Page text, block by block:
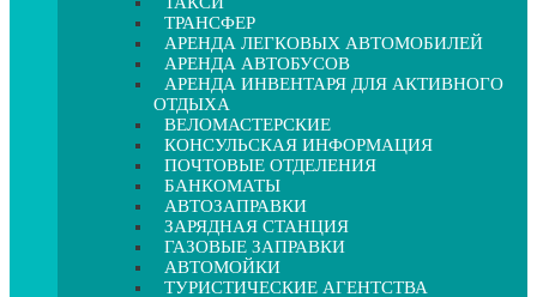
ТРАНСФЕР
АРЕНДА ЛЕГКОВЫХ АВТОМОБИЛЕЙ
АРЕНДА АВТОБУСОВ
АРЕНДА ИНВЕНТАРЯ ДЛЯ АКТИВНОГО
ОТДЫХА
ВЕЛОМАСТЕРСКИЕ
КОНСУЛЬСКАЯ ИНФОРМАЦИЯ
ПОЧТОВЫЕ ОТДЕЛЕНИЯ
БАНКОМАТЫ
АВТОЗАПРАВКИ
ЗАРЯДНАЯ СТАНЦИЯ
ГАЗОВЫЕ ЗАПРАВКИ
АВТОМОЙКИ
ТУРИСТИЧЕСКИЕ АГЕНТСТВА